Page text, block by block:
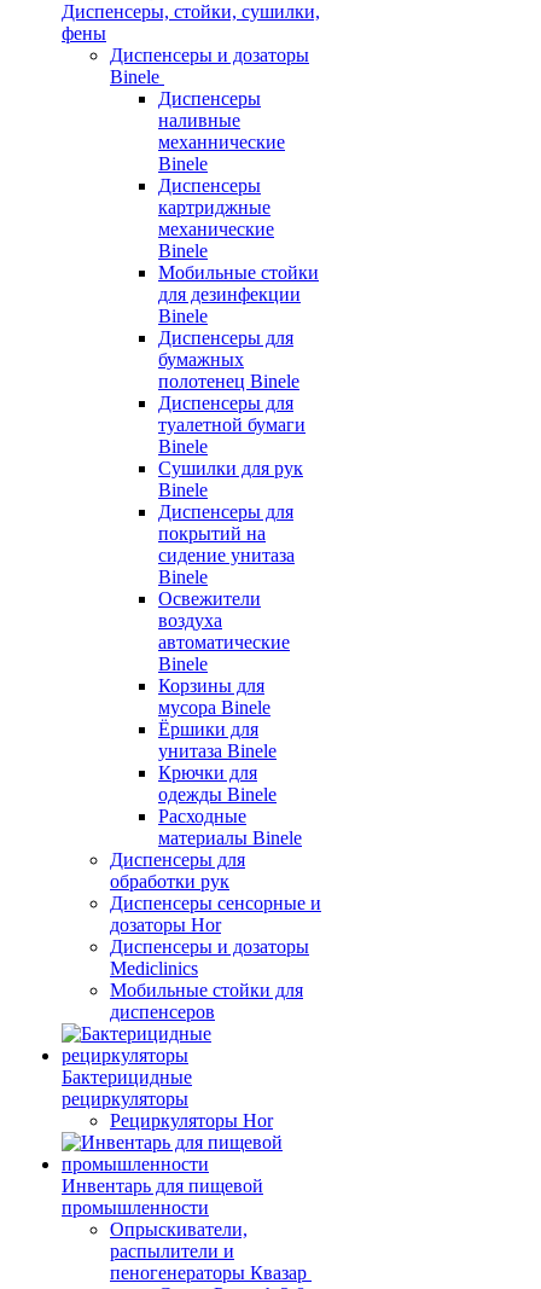
Диспенсеры, стойки, сушилки,
фены
Диспенсеры и дозаторы
Binele
Диспенсеры
наливные
механнические
Binele
Диспенсеры
картриджные
механические
Binele
Мобильные стойки
для дезинфекции
Binele
Диспенсеры для
бумажных
полотенец Binele
Диспенсеры для
туалетной бумаги
Binele
Сушилки для рук
Binele
Диспенсеры для
покрытий на
сидение унитаза
Binele
Освежители
воздуха
автоматические
Binele
Корзины для
мусора Binele
Ёршики для
унитаза Binele
Крючки для
одежды Binele
Расходные
материалы Binele
Диспенсеры для
обработки рук
Диспенсеры сенсорные и
дозаторы Hor
Диспенсеры и дозаторы
Mediclinics
Мобильные стойки для
диспенсеров
Бактерицидные
рециркуляторы
Рециркуляторы Hor
Инвентарь для пищевой
промышленности
Опрыскиватели,
распылители и
пеногенераторы Квазар